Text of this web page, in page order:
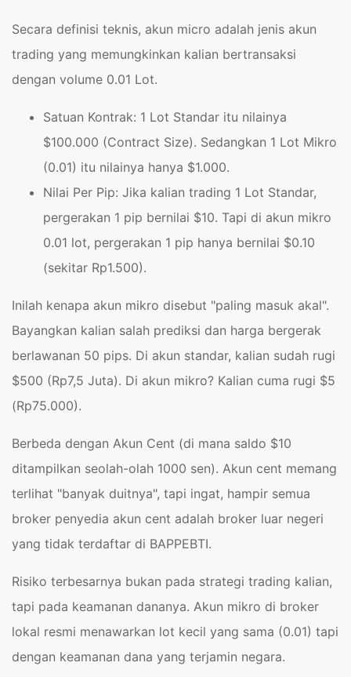
Secara definisi teknis, akun micro adalah jenis akun
trading yang memungkinkan kalian bertransaksi
dengan volume 0.01 Lot.
Satuan Kontrak: 1 Lot Standar itu nilainya
$100.000 (Contract Size). Sedangkan 1 Lot Mikro
(0.01) itu nilainya hanya $1.000.
Nilai Per Pip: Jika kalian trading 1 Lot Standar,
pergerakan 1 pip bernilai $10. Tapi di akun mikro
0.01 lot, pergerakan 1 pip hanya bernilai $0.10
(sekitar Rp1.500).
Inilah kenapa akun mikro disebut "paling masuk akal".
Bayangkan kalian salah prediksi dan harga bergerak
berlawanan 50 pips. Di akun standar, kalian sudah rugi
$500 (Rp7,5 Juta). Di akun mikro? Kalian cuma rugi $5
(Rp75.000).
Berbeda dengan Akun Cent (di mana saldo $10
ditampilkan seolah-olah 1000 sen). Akun cent memang
terlihat "banyak duitnya", tapi ingat, hampir semua
broker penyedia akun cent adalah broker luar negeri
yang tidak terdaftar di BAPPEBTI.
Risiko terbesarnya bukan pada strategi trading kalian,
tapi pada keamanan dananya. Akun mikro di broker
lokal resmi menawarkan lot kecil yang sama (0.01) tapi
dengan keamanan dana yang terjamin negara.